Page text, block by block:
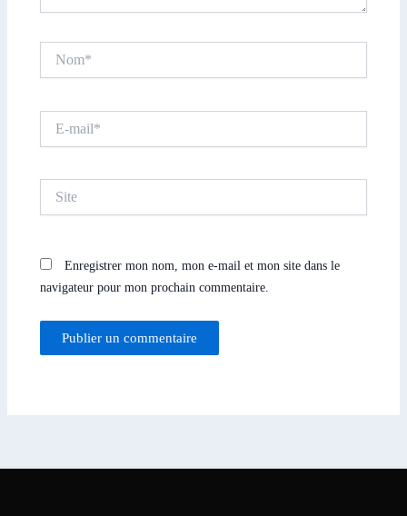
mail*
Enregistrer mon nom, mon e-mail et mon site dans le
navigateur pour mon prochain commentaire.